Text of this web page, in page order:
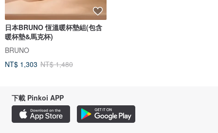
日本BRUNO 恆溫暖杯墊組(包含
暖杯墊&馬克杯)
BRUNO
NT$ 1,303 NT$ 1,480
下載 Pinkoi APP